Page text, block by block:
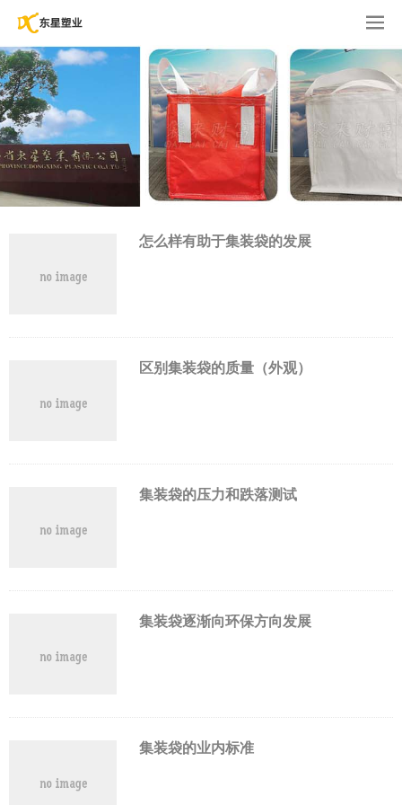
怎么样有助于集装袋的发展
区别集装袋的质量（外观）
集装袋的压力和跌落测试
集装袋逐渐向环保方向发展
集装袋的业内标准